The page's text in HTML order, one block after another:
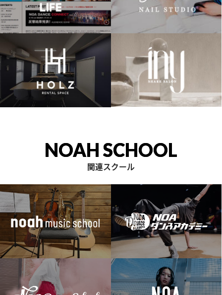
NOAH SCHOOL
関連スクール